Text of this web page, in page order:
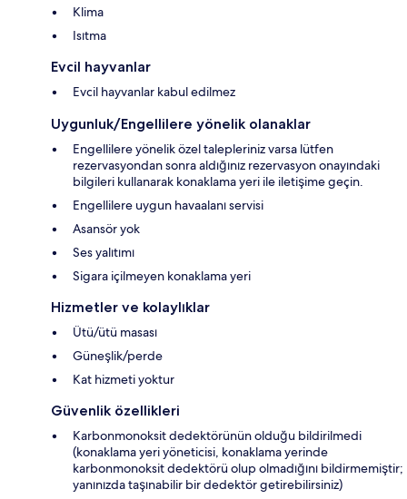
Klima
Isıtma
Evcil hayvanlar
Evcil hayvanlar kabul edilmez
Uygunluk/Engellilere yönelik olanaklar
Engellilere yönelik özel talepleriniz varsa lütfen
rezervasyondan sonra aldığınız rezervasyon onayındaki
bilgileri kullanarak konaklama yeri ile iletişime geçin.
Engellilere uygun havaalanı servisi
Asansör yok
Ses yalıtımı
Sigara içilmeyen konaklama yeri
Hizmetler ve kolaylıklar
Ütü/ütü masası
Güneşlik/perde
Kat hizmeti yoktur
Güvenlik özellikleri
Karbonmonoksit dedektörünün olduğu bildirilmedi
(konaklama yeri yöneticisi, konaklama yerinde
karbonmonoksit dedektörü olup olmadığını bildirmemiştir;
yanınızda taşınabilir bir dedektör getirebilirsiniz)